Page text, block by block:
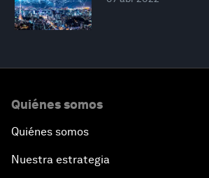
Quiénes somos
Quiénes somos
Nuestra estrategia